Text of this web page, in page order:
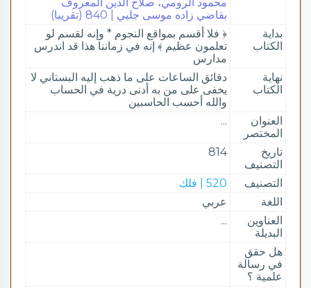
بقاضي زاده موسى جلبي | 840 (تقريبا)
بداية
الكتاب
﴿ فلا أقسم بمواقع النجوم * وإنه لقسم لو
تعلمون عظيم ﴾ إنه في زماننا هذا قد اندرس
مدارس
نهاية
الكتاب
دقائق الساعات على ما ذهب إليه البستاني لا
يخفى على من به أدنى درية في الحساب
والله أحسب الحاسبين
العنوان
المختصر
...
تاريخ
التصنيف
814
التصنيف
520 | فلك
اللغة
عربي
العناوين
البديلة
...
هل حقق
في رسالة
علمية ؟